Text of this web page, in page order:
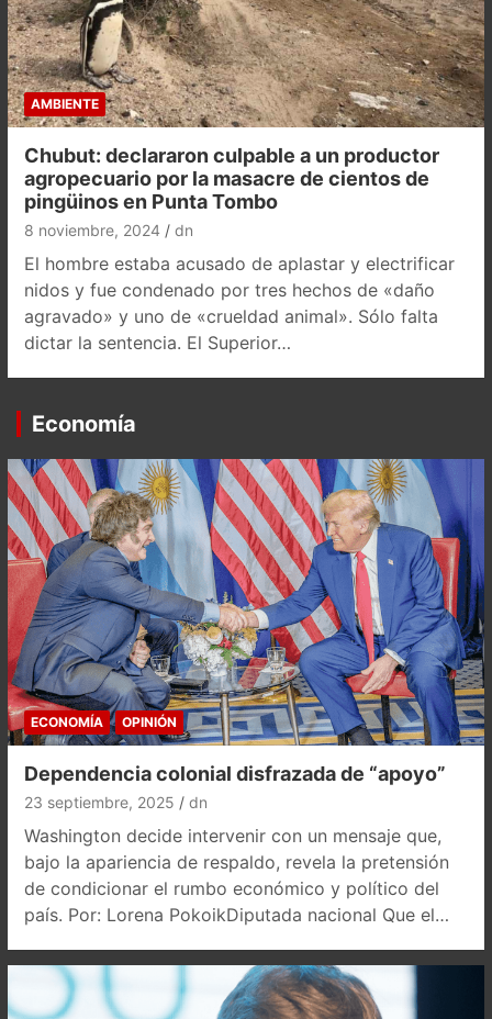
AMBIENTE
Chubut: declararon culpable a un productor
agropecuario por la masacre de cientos de
pingüinos en Punta Tombo
8 noviembre, 2024 dn
El hombre estaba acusado de aplastar y electrificar
nidos y fue condenado por tres hechos de «daño
agravado» y uno de «crueldad animal». Sólo falta
dictar la sentencia. El Superior…
Economía
ECONOMÍA OPINIÓN
Dependencia colonial disfrazada de “apoyo”
23 septiembre, 2025 dn
Washington decide intervenir con un mensaje que,
bajo la apariencia de respaldo, revela la pretensión
de condicionar el rumbo económico y político del
país. Por: Lorena PokoikDiputada nacional Que el…